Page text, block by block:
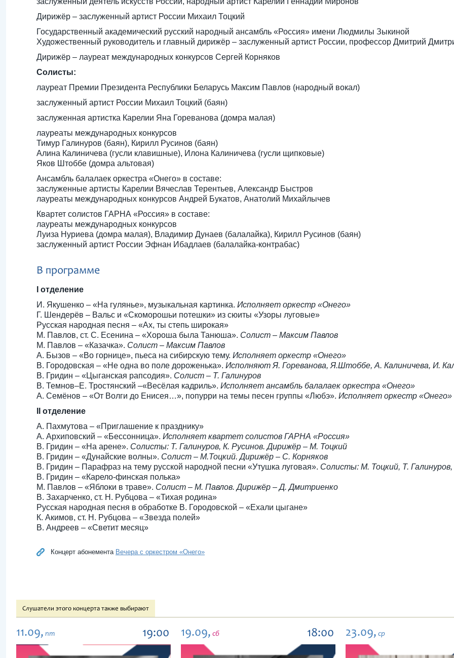
Дирижёр – заслуженный артист России Михаил Тоцкий
Государственный академический русский народный ансамбль «Россия» имени Людмилы Зыкиной
Художественный руководитель и главный дирижёр – заслуженный артист России, профессор Дмитрий
Дирижёр – лауреат международных конкурсов Сергей Корняков
Солисты:
лауреат Премии Президента Республики Беларусь Максим Павлов (народный вокал)
заслуженный артист России Михаил Тоцкий (баян)
заслуженная артистка Карелии Яна Гореванова (домра малая)
лауреаты международных конкурсов
Тимур Галинуров (баян), Кирилл Русинов (баян)
Алина Калиничева (гусли клавишные), Илона Калиничева (гусли щипковые)
Яков Штоббе (домра альтовая)
Ансамбль балалаек оркестра «Онего» в составе:
заслуженные артисты Карелии Вячеслав Терентьев, Александр Быстров
лауреаты международных конкурсов Андрей Букатов, Анатолий Михайлычев
Квартет солистов ГАРНА «Россия» в составе:
лауреаты международных конкурсов
Луиза Нуриева (домра малая), Владимир Дунаев (балалайка), Кирилл Русинов (баян)
заслуженный артист России Эфнан Ибадлаев (балалайка-контрабас)
В программе
I отделение
И. Якушенко – «На гулянье», музыкальная картинка. Исполняет оркестр «Онего»
Г. Шендерёв – Вальс и «Скоморошьи потешки» из сюиты «Узоры луговые»
Русская народная песня – «Ах, ты степь широкая»
М. Павлов, ст. С. Есенина – «Хороша была Танюша». Солист – Максим Павлов
М. Павлов – «Казачка». Солист – Максим Павлов
А. Бызов – «Во горнице», пьеса на сибирскую тему. Исполняет оркестр «Онего»
В. Городовская – «Не одна во поле дороженька». Исполняют Я. Гореванова, Я.Штоббе, А. Калиничева, И.
В. Гридин – «Цыганская рапсодия». Солист – Т. Галинуров
В. Темнов–Е. Тростянский –«Весёлая кадриль». Исполняет ансамбль балалаек оркестра «Онего»
А. Семёнов – «От Волги до Енисея…», попурри на темы песен группы «Любэ». Исполняет оркестр «Онего»
II отделение
А. Пахмутова – «Приглашение к празднику»
А. Архиповский – «Бессонница». Исполняет квартет солистов ГАРНА «Россия»
В. Гридин – «На арене». Солисты: Т. Галинуров, К. Русинов. Дирижёр – М. Тоцкий
В. Гридин – «Дунайские волны». Солист – М.Тоцкий. Дирижёр – С. Корняков
В. Гридин – Парафраз на тему русской народной песни «Утушка луговая». Солисты: М. Тоцкий, Т. Галинуров,
В. Гридин – «Карело-финская полька»
М. Павлов – «Яблоки в траве». Солист – М. Павлов. Дирижёр – Д. Дмитриенко
В. Захарченко, ст. Н. Рубцова – «Тихая родина»
Русская народная песня в обработке В. Городовской – «Ехали цыгане»
К. Акимов, ст. Н. Рубцова – «Звезда полей»
В. Андреев – «Светит месяц»
Концерт абонемента Вечера с оркестром «Онего»
Слушатели этого концерта также выбирают
11.09, пт 19:00 19.09, сб 18:00 23.09, ср